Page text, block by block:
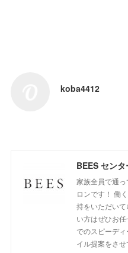
koba4412
BEES セン
家族全員で通
ロンです！ 働
持をいただい
い方はぜひお
でのスピーデ
イル提案をさせ